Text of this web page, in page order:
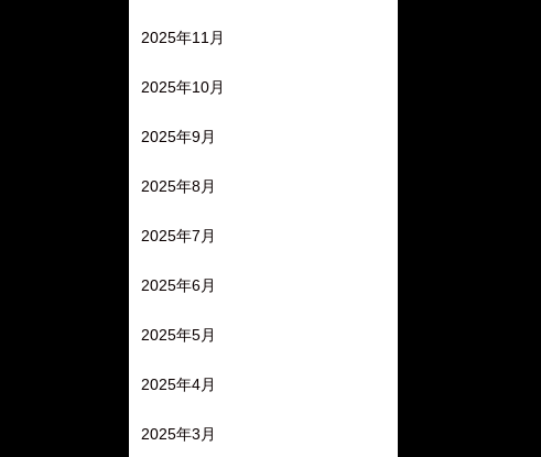
2025年11月
2025年10月
2025年9月
2025年8月
2025年7月
2025年6月
2025年5月
2025年4月
2025年3月